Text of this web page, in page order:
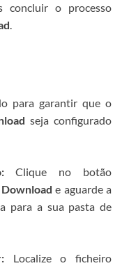
concluir o processo
.
para garantir que o
seja configurado
Clique no botão
e aguarde a
para a sua pasta de
Localize o ficheiro